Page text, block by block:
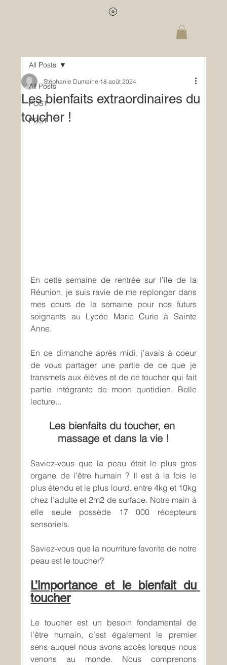
All Posts
POST
POST
All Posts
Les bienfaits extraordinaires du
toucher !
Stéphanie Dumaine 18 août 2024
En cette semaine de rentrée sur l'île de la
Réunion, je suis ravie de me replonger dans
mes cours de la semaine pour nos futurs
soignants au Lycée Marie Curie à Sainte
Anne.
En ce dimanche après midi, j'avais à coeur
de vous partager une partie de ce que je
transmets aux élèves et de ce toucher qui fait
partie intégrante de moon quotidien. Belle
lecture...
Les bienfaits du toucher, en
massage et dans la vie !
Saviez-vous que la peau était le plus gros
organe de l’être humain ? Il est à la fois le
plus étendu et le plus lourd, entre 4kg et 10kg
chez l’adulte et 2m2 de surface. Notre main à
elle seule possède 17 000 récepteurs
sensoriels.
Saviez-vous que la nourriture favorite de notre
peau est le toucher?
L’importance et le bienfait du
toucher
Le toucher est un besoin fondamental de
l’être humain, c’est également le premier
sens auquel nous avons accès lorsque nous
venons au monde. Nous comprenons